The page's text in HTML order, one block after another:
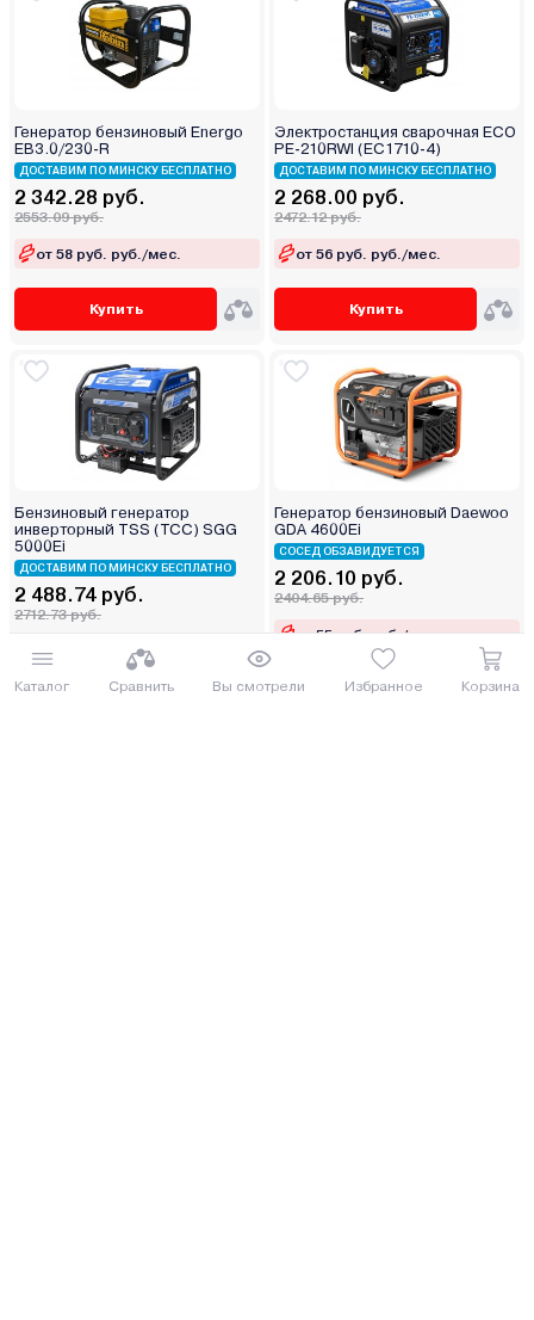
Каталог Сравнить Вы смотрели Избранное Корзина
Генератор бензиновый Energo
EB3.0/230-R
ДОСТАВИМ ПО МИНСКУ БЕСПЛАТНО
2 342.28 руб.
2553.09 руб.
от 58 руб. руб./мес.
Купить
Электростанция сварочная ECO
PE-210RWI (EC1710-4)
ДОСТАВИМ ПО МИНСКУ БЕСПЛАТНО
2 268.00 руб.
2472.12 руб.
от 56 руб. руб./мес.
Купить
Бензиновый генератор
инверторный TSS (ТСС) SGG
5000Ei
ДОСТАВИМ ПО МИНСКУ БЕСПЛАТНО
2 488.74 руб.
2712.73 руб.
от 62 руб. руб./мес.
Генератор бензиновый Daewoo
GDA 4600Ei
СОСЕД ОБЗАВИДУЕТСЯ
2 206.10 руб.
2404.65 руб.
от 55 руб. руб./мес.